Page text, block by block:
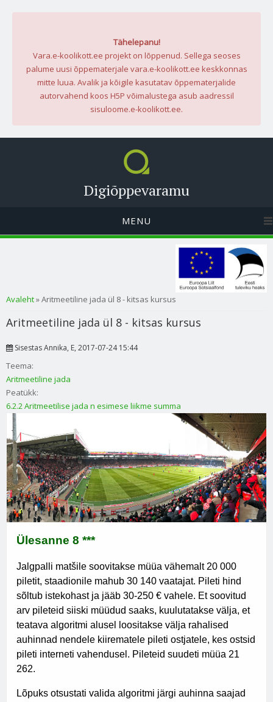
Tähelepanu!
Vara.e-koolikott.ee projekt on lõppenud. Sellega seoses
palume uusi õppematerjale vara.e-koolikott.ee keskkonnas
mitte luua. Avalik ja kõigile kasutatav õppematerjalide
autorvahend koos H5P võimalustega asub aadressil
sisuloome.e-koolikott.ee.
Digiõppevaramu
MENU
Sa oled siin
Avaleht» Aritmeetiline jada ül 8 - kitsas kursus
Aritmeetiline jada ül 8 - kitsas kursus
SisestasAnnika, E, 2017-07-24 15:44
Teema:
Aritmeetiline jada
Peatükk:
6.2.2 Aritmeetilise jada n esimese liikme summa